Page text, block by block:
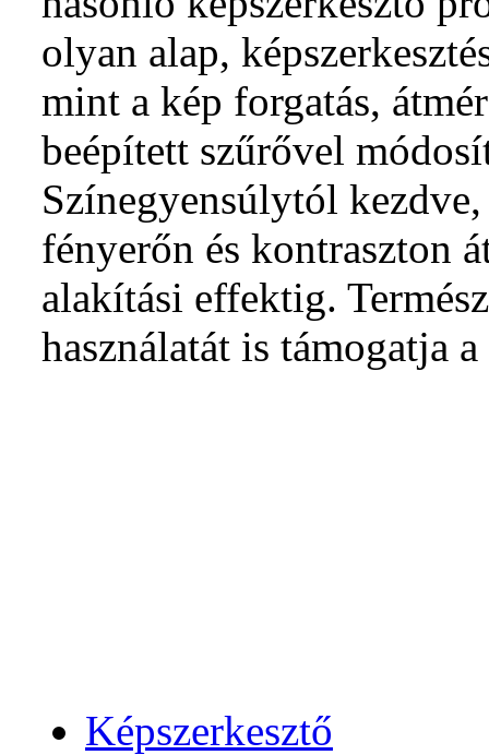
olyan alap,
mint a kép forgatás,
beépített szűrővel
Színegyensúlytól
fényerőn és kontraszton
alakítási effektig.
használatát is támogatja
Képszerkesztő